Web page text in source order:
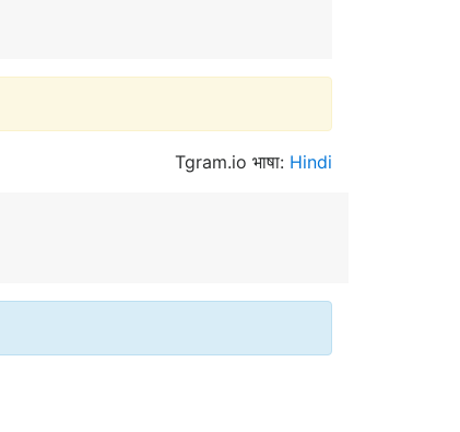
Tgram.io भाषा: Hindi